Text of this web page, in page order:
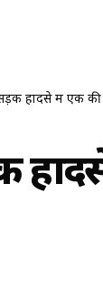
हादसे में एक की